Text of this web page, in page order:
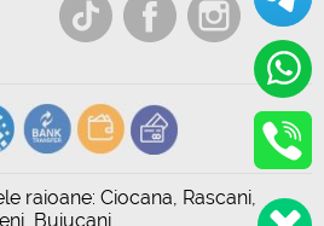
raioane: Ciocana, Rascani,
Buiucani